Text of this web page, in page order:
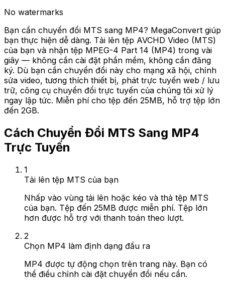
No watermarks
Bạn cần chuyển đổi MTS sang MP4? MegaConvert giúp
bạn thực hiện dễ dàng. Tải lên tệp AVCHD Video (MTS)
của bạn và nhận tệp MPEG-4 Part 14 (MP4) trong vài
giây — không cần cài đặt phần mềm, không cần đăng
ký. Dù bạn cần chuyển đổi này cho mạng xã hội, chỉnh
sửa video, tương thích thiết bị, phát trực tuyến web / lưu
trữ, công cụ chuyển đổi trực tuyến của chúng tôi xử lý
ngay lập tức. Miễn phí cho tệp đến 25MB, hỗ trợ tệp lớn
đến 2GB.
Cách Chuyển Đổi MTS Sang MP4
Trực Tuyến
1
Tải lên tệp MTS của bạn
Nhấp vào vùng tải lên hoặc kéo và thả tệp MTS
của bạn. Tệp đến 25MB được miễn phí. Tệp lớn
hơn được hỗ trợ với thanh toán theo lượt.
2
Chọn MP4 làm định dạng đầu ra
MP4 được tự động chọn trên trang này. Bạn có
thể điều chỉnh cài đặt chuyển đổi nếu cần.